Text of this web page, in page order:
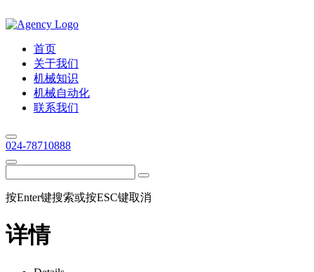
首页
关于我们
机械知识
机械自动化
联系我们
024-78710888
按Enter键搜索或按ESC键取消
详情